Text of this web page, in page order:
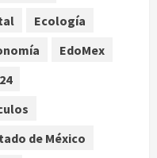
Deportes con su tour
Ecología
EdoMex
de México